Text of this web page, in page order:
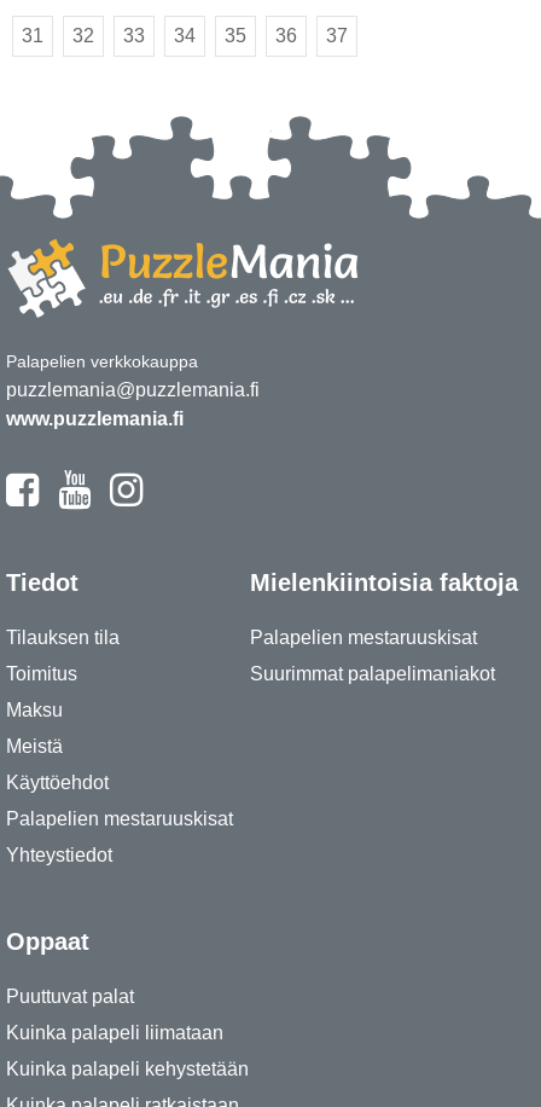
31 32 33 34 35 36 37
Palapelien verkkokauppa
puzzlemania@puzzlemania.fi
www.puzzlemania.fi
Tiedot
Tilauksen tila
Toimitus
Maksu
Meistä
Käyttöehdot
Palapelien mestaruuskisat
Yhteystiedot
Mielenkiintoisia faktoja
Palapelien mestaruuskisat
Suurimmat palapelimaniakot
Oppaat
Puuttuvat palat
Kuinka palapeli liimataan
Kuinka palapeli kehystetään